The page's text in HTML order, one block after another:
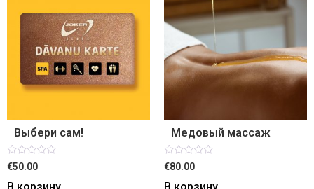
Выбери сам!
Оценка
0
из
€50.00
Медовый массаж
Оценка
0
из
€80.00